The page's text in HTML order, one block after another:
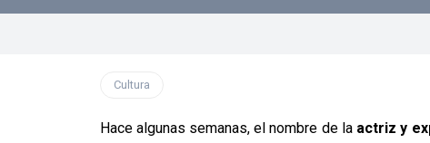
Cultura
Hace algunas semanas, el nombre de la actriz y